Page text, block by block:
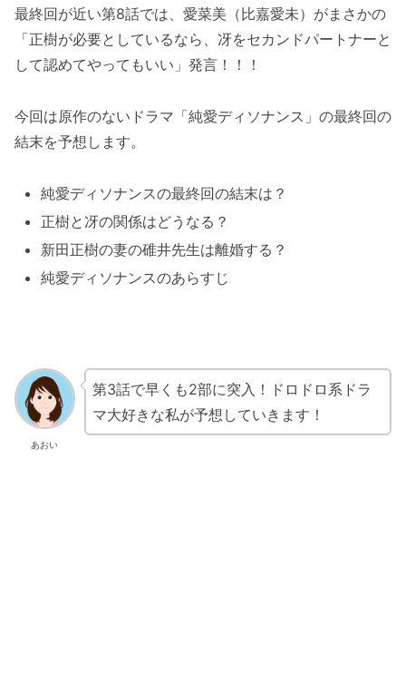
最終回が近い第8話では、愛菜美（比嘉愛未）がまさかの
「正樹が必要としているなら、冴をセカンドパートナーと
して認めてやってもいい」発言！！！
今回は原作のないドラマ「純愛ディソナンス」の最終回の
結末を予想します。
純愛ディソナンスの最終回の結末は？
正樹と冴の関係はどうなる？
新田正樹の妻の碓井先生は離婚する？
純愛ディソナンスのあらすじ
あおい
第3話で早くも2部に突入！ドロドロ系ドラ
マ大好きな私が予想していきます！